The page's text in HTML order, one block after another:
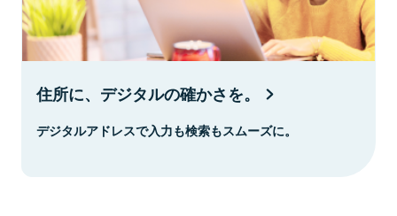
住所に、デジタルの確かさを。
デジタルアドレスで入力も検索もスムーズに。